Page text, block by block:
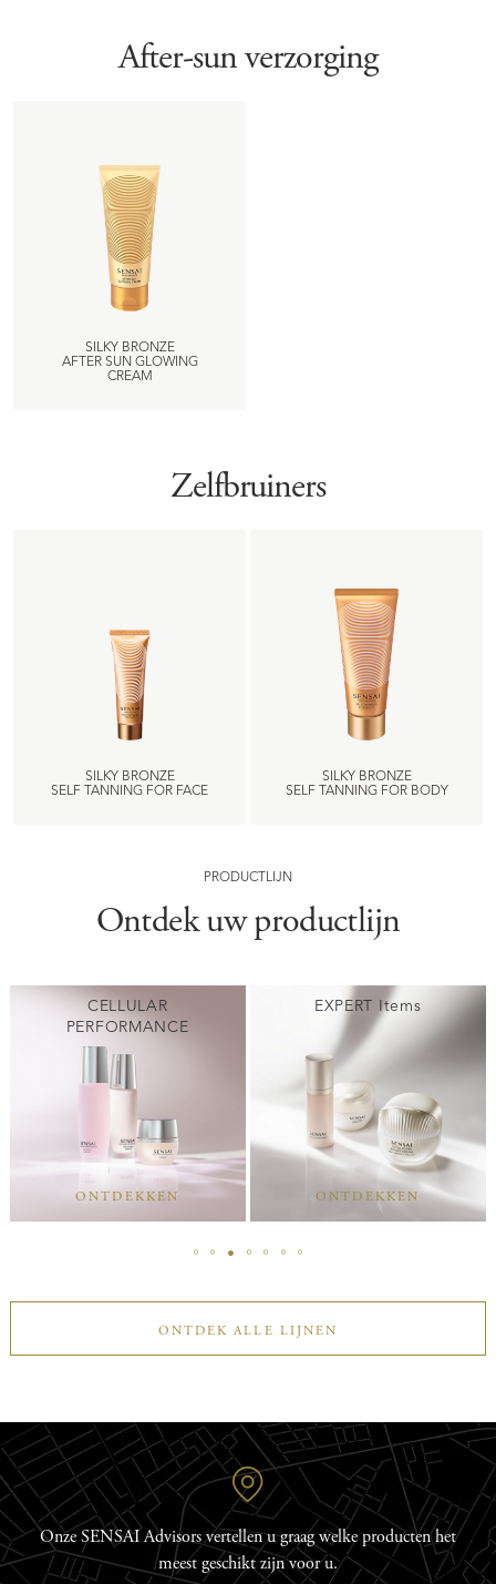
After-sun verzorging
SILKY BRONZE
AFTER SUN GLOWING
CREAM
Zelfbruiners
SILKY BRONZE
SELF TANNING FOR FACE
SILKY BRONZE
SELF TANNING FOR BODY
PRODUCTLIJN
Ontdek uw productlijn
CELLULAR
PERFORMANCE
ONTDEKKEN
EXPERT Items
ONTDEKKEN
ONTDEK ALLE LIJNEN
Onze SENSAI Advisors vertellen u graag welke producten het
meest geschikt zijn voor u.